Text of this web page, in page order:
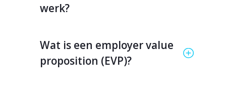
werk?
Wat is een employer value
proposition (EVP)?